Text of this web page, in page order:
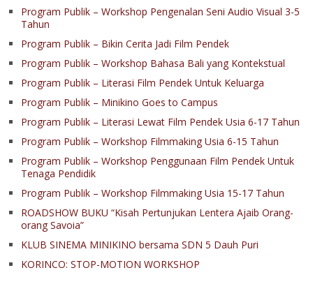
Program Publik – Workshop Pengenalan Seni Audio Visual 3-5
Tahun
Program Publik – Bikin Cerita Jadi Film Pendek
Program Publik – Workshop Bahasa Bali yang Kontekstual
Program Publik – Literasi Film Pendek Untuk Keluarga
Program Publik – Minikino Goes to Campus
Program Publik – Literasi Lewat Film Pendek Usia 6-17 Tahun
Program Publik – Workshop Filmmaking Usia 6-15 Tahun
Program Publik – Workshop Penggunaan Film Pendek Untuk
Tenaga Pendidik
Program Publik – Workshop Filmmaking Usia 15-17 Tahun
ROADSHOW BUKU “Kisah Pertunjukan Lentera Ajaib Orang-
orang Savoia”
KLUB SINEMA MINIKINO bersama SDN 5 Dauh Puri
KORINCO: STOP-MOTION WORKSHOP